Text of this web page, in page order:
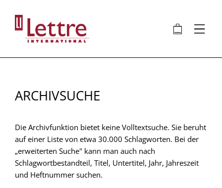
Inhalt
🛍 ⋮
ARCHIVSUCHE
Die Archivfunktion bietet keine Volltextsuche. Sie beruht
auf einer Liste von etwa 30.000 Schlagworten. Bei der
„erweiterten Suche" kann man auch nach
Schlagwortbestandteil, Titel, Untertitel, Jahr, Jahreszeit
und Heftnummer suchen.